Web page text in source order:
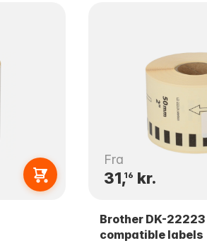
Fra
31,16 kr.
Brother DK-22223
compatible labels